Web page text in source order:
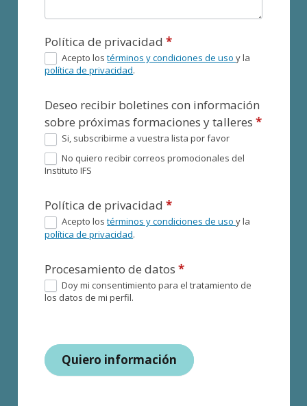
Política de privacidad*
Acepto lostérminos y condiciones de usoy la
política de privacidad.
Deseo recibir boletines con información
sobre próximas formaciones y talleres*
Si, subscribirme a vuestra lista por favor
No quiero recibir correos promocionales del
Instituto IFS
Política de privacidad*
Acepto lostérminos y condiciones de usoy la
política de privacidad.
Procesamiento de datos*
Doy mi consentimiento para el tratamiento de
los datos de mi perfil.
Quiero información